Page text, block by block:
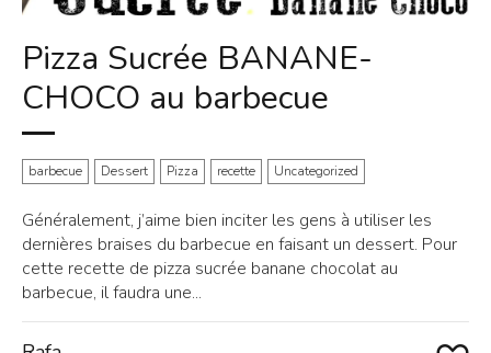
Pizza Sucrée BANANE-
CHOCO au barbecue
barbecue Dessert Pizza recette Uncategorized
Généralement, j’aime bien inciter les gens à utiliser les
dernières braises du barbecue en faisant un dessert. Pour
cette recette de pizza sucrée banane chocolat au
barbecue, il faudra une...